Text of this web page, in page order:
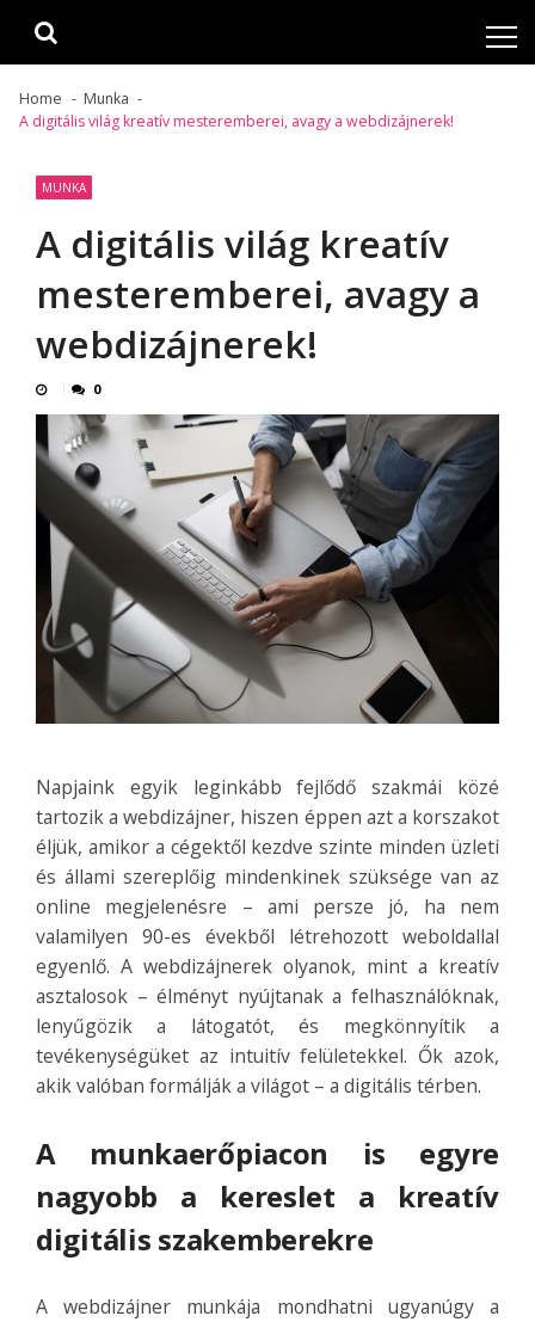
Home
Munka
A digitális világ kreatív mesteremberei, avagy a webdizájnerek!
MUNKA
A digitális világ kreatív
mesteremberei, avagy a
webdizájnerek!
0
Napjaink egyik leginkább fejlődő szakmái közé
tartozik a webdizájner, hiszen éppen azt a korszakot
éljük, amikor a cégektől kezdve szinte minden üzleti
és állami szereplőig mindenkinek szüksége van az
online megjelenésre – ami persze jó, ha nem
valamilyen 90-es évekből létrehozott weboldallal
egyenlő. A webdizájnerek olyanok, mint a kreatív
asztalosok – élményt nyújtanak a felhasználóknak,
lenyűgözik a látogatót, és megkönnyítik a
tevékenységüket az intuitív felületekkel. Ők azok,
akik valóban formálják a világot – a digitális térben.
A munkaerőpiacon is egyre
nagyobb a kereslet a kreatív
digitális szakemberekre
A webdizájner munkája mondhatni ugyanúgy a